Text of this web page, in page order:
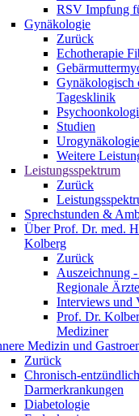
RSV Impfung
Gynäkologie
Zurück
Echotherapie
Gynäkologisch
Tagesklinik
Studien
Urogynäkologie
Weitere
Leistungsspektrum
Zurück
Sprechstunden &
Über Prof. Dr. med.
Kolberg
Zurück
Auszeichnung
Regionale Ärzte
Interviews und
Prof. Dr.
Mediziner
Medizin und
Zurück
Chronisch-
Darmerkrankungen
Diabetologie